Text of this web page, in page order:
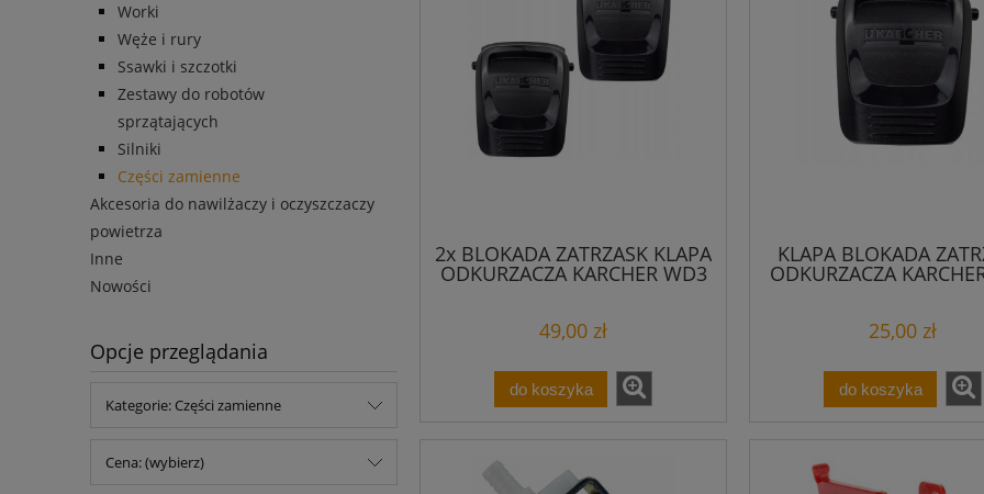
Worki
Węże i rury
Ssawki i szczotki
Zestawy do robotów
sprzątających
Silniki
Części zamienne
Akcesoria do nawilżaczy i oczyszczaczy
powietrza
Inne
Nowości
Opcje przeglądania
Kategorie: Części zamienne
Cena: (wybierz)
2x BLOKADA ZATRZASK KLAPA
ODKURZACZA KARCHER WD3
49,00 zł
do koszyka
KLAPA BLOKADA
ODKURZACZA
25,00 zł
do koszyka